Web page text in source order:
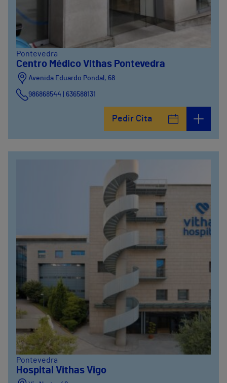
Pontevedra
Centro Médico Vithas Pontevedra
Avenida Eduardo Pondal, 68
986868544 | 636588131
Pedir Cita
Pontevedra
Hospital Vithas Vigo